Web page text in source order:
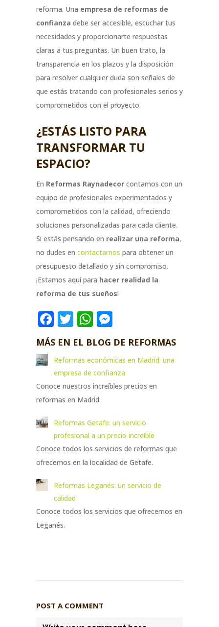
reforma. Una empresa de reformas de
confianza debe ser accesible, escuchar tus
necesidades y proporcionarte respuestas
claras a tus preguntas. Un buen trato, la
transparencia en los plazos y la disposición
para resolver cualquier duda son señales de
que estás tratando con profesionales serios y
comprometidos con el proyecto.
¿ESTÁS LISTO PARA
TRANSFORMAR TU
ESPACIO?
En Reformas Raynadecor contamos con un
equipo de profesionales experimentados y
comprometidos con la calidad, ofreciendo
soluciones personalizadas para cada cliente.
Si estás pensando en realizar una reforma,
no dudes en contactarnos para obtener un
presupuesto detallado y sin compromiso.
¡Estamos aquí para hacer realidad la
reforma de tus sueños!
Facebook
TwitterWhatsApp
MÁS EN EL BLOG DE REFORMAS
Reformas económicas en Madrid: una
empresa de confianza
Conoce nuestros increíbles precios en
reformas en Madrid.
Reformas Getafe: un servicio
profesional a un precio increíble
Conoce todos los servicios de reformas que
ofrecemos en la localidad de Getafe.
Reformas Leganés: un servicio de
calidad
Conoce todos los servicios que ofrecemos en
Leganés.
POST A COMMENT